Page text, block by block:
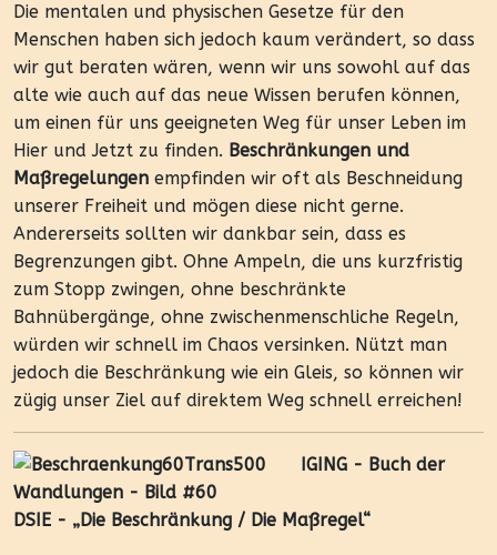
Die mentalen und physischen Gesetze für den
Menschen haben sich jedoch kaum verändert, so dass
wir gut beraten wären, wenn wir uns sowohl auf das
alte wie auch auf das neue Wissen berufen können,
um einen für uns geeigneten Weg für unser Leben im
Hier und Jetzt zu finden. Beschränkungen und
Maßregelungen empfinden wir oft als Beschneidung
unserer Freiheit und mögen diese nicht gerne.
Andererseits sollten wir dankbar sein, dass es
Begrenzungen gibt. Ohne Ampeln, die uns kurzfristig
zum Stopp zwingen, ohne beschränkte
Bahnübergänge, ohne zwischenmenschliche Regeln,
würden wir schnell im Chaos versinken. Nützt man
jedoch die Beschränkung wie ein Gleis, so können wir
zügig unser Ziel auf direktem Weg schnell erreichen!
IGING - Buch der
Wandlungen - Bild #60
DSIE - „Die Beschränkung / Die Maßregel“